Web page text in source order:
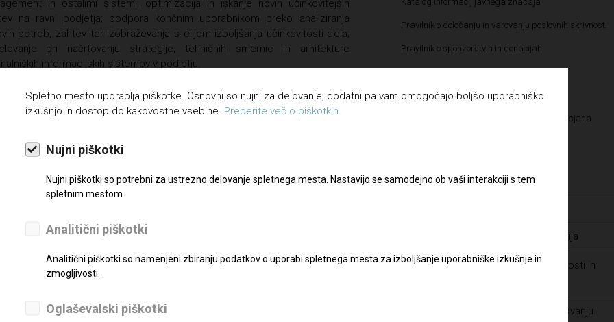
in ostalimi sistemi; optimizacija in iskanje novih učinkovitejših
na ravni podjetja; podpora končnim uporabnikom preko analiziranja
potreb, zahtev ter izobraževanja s ciljem izboljšanja učinkovitosti dela;
pri načrtovanju strategije, tehničnih smernic in arhitekture
informacijskih sistemov v podjetju.
ali specializacija po visokošolskih strokovnih programih ali magisterij
programi računalniške ali gradbene smeri
dela z računalnikom, vozniški izpit B kategorije. Zahtevana
sposobnost, natančnost, zanesljivost, poznavanje procesov dela
čas
Pravilnik o določanju in varovanju poslovnih skrivnosti
Pravilnik o sponzorstvih in donacijah
Vloga za dodelitev sponzorskih sredstev
Kultura pravičnosti – Letališče Edvarda Rusjana
Varstvo osebnih podatkov
Javna naročila - dopolnilna dokumentacija
Prijava suma prevar ter drugih nepravilnosti in
Spoštovanje človekovih pravic pri poslovanju
Spletno mesto uporablja piškotke. Osnovni so nujni za delovanje, dodatni pa vam omogočajo boljšo uporabniško
izkušnjo in dostop do kakovostne vsebine. Preberite več o piškotkih.
Nujni piškotki
Nujni piškotki so potrebni za ustrezno delovanje spletnega mesta. Nastavijo se samodejno ob vaši interakciji s tem
spletnim mestom.
Analitični piškotki
Analitični piškotki so namenjeni zbiranju podatkov o uporabi spletnega mesta za izboljšanje uporabniške izkušnje in
zmogljivosti.
Oglaševalski piškotki